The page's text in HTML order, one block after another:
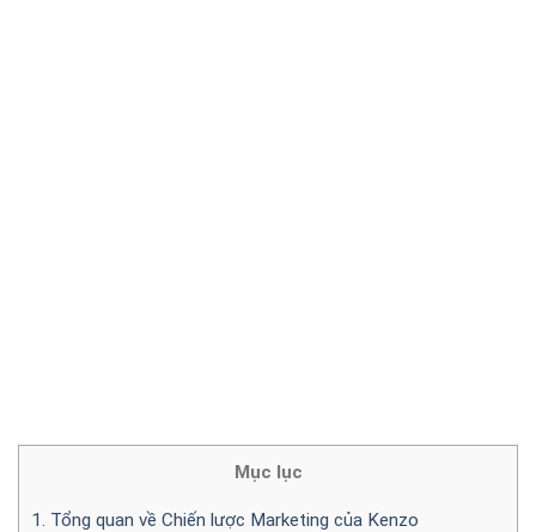
Mục lục
1. Tổng quan về Chiến lược Marketing của Kenzo